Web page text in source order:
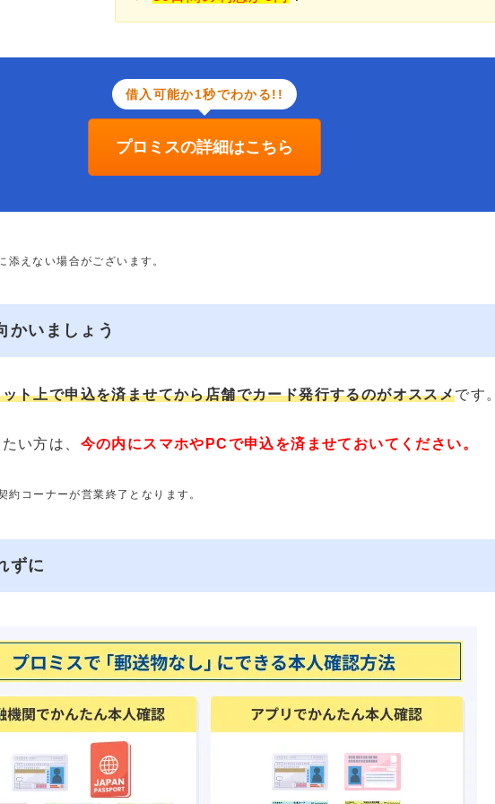
借入可能か1秒でわかる!!
プロミスの詳細はこちら
えない場合がございます。
かいましょう
ト上で申込を済ませてから店舗でカード発行するのがオススメです。
い方は、 今の内にスマホやPCで申込を済ませておいてください。
コーナーが営業終了となります。
ずに